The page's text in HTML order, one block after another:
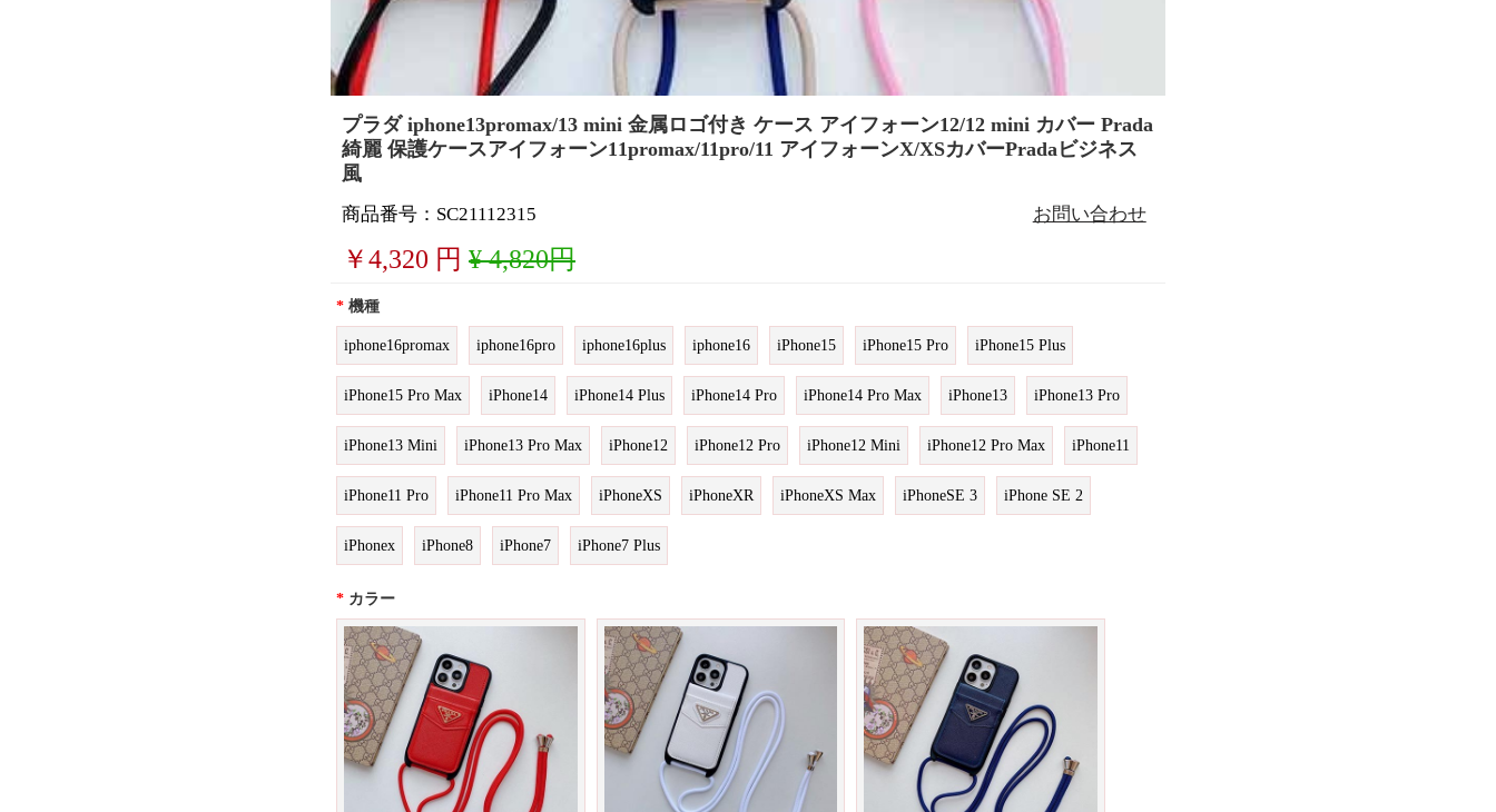
プラダ iphone13promax/13 mini 金属ロゴ付き ケース アイフォーン12/12 mini カバー Prada
綺麗 保護ケースアイフォーン11promax/11pro/11 アイフォーンX/XSカバーPradaビジネス
風
商品番号：SC21112315 お問い合わせ
￥4,320 円 ¥ 4,820円
* 機種
iphone16promax iphone16pro iphone16plus iphone16 iPhone15 iPhone15 Pro iPhone15 Plus
iPhone15 Pro Max iPhone14 iPhone14 Plus iPhone14 Pro iPhone14 Pro Max iPhone13 iPhone13 Pro
iPhone13 Mini iPhone13 Pro Max iPhone12 iPhone12 Pro iPhone12 Mini iPhone12 Pro Max iPhone11
iPhone11 Pro iPhone11 Pro Max iPhoneXS iPhoneXR iPhoneXS Max iPhoneSE 3 iPhone SE 2
iPhonex iPhone8 iPhone7 iPhone7 Plus
* カラー